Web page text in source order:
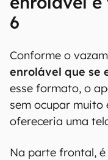
6
Conforme o
enrolável que se
esse formato, o
sem ocupar muito
ofereceria uma
Na parte frontal,